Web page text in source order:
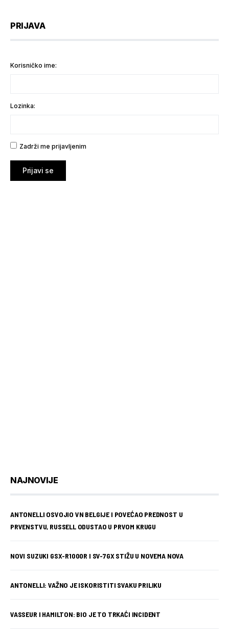
PRIJAVA
Korisničko ime:
Lozinka:
Zadrži me prijavljenim
Prijavi se
NAJNOVIJE
ANTONELLI OSVOJIO VN BELGIJE I POVEĆAO PREDNOST U
PRVENSTVU, RUSSELL ODUSTAO U PRVOM KRUGU
NOVI SUZUKI GSX-R1000R I SV-7GX STIŽU U NOVEMA NOVA
ANTONELLI: VAŽNO JE ISKORISTITI SVAKU PRILIKU
VASSEUR I HAMILTON: BIO JE TO TRKAĆI INCIDENT